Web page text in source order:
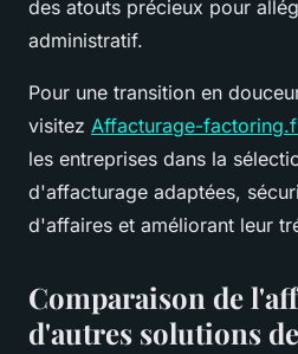
des atouts précieux pour
administratif.
Pour une transition en
visitez Affacturage-
les entreprises dans la
d'affacturage adaptées,
d'affaires et améliorant leur
Comparaison de
d'autres solutions